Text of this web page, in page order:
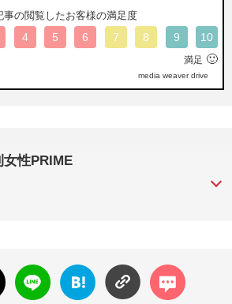
事の閲覧したお客様の満足度
4 5 6 7 8 9 10
満足 🙂
media weaver drive
女性PRIME
た主婦と生活社が運営する日本のニュ
るほか、女性週刊誌『週刊女性』の誌
ら、インターネット利用者層にとって
LINE
はてな
ブック
コメン
ト